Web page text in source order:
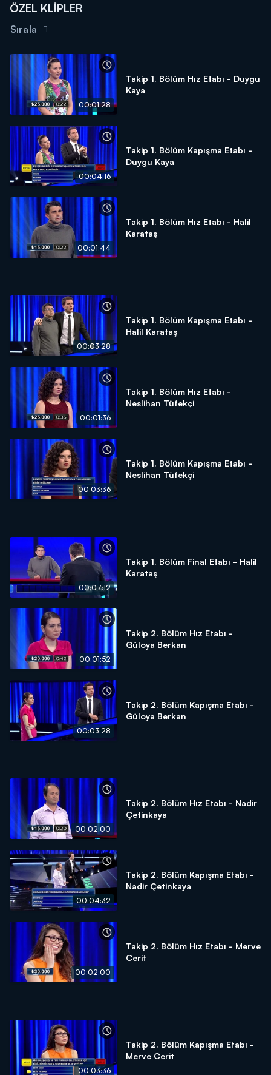
ÖZEL KLİPLER
Sırala
00:01:28
Takip 1. Bölüm Hız Etabı - Duygu
Kaya
00:04:16
Takip 1. Bölüm Kapışma Etabı -
Duygu Kaya
00:01:44
Takip 1. Bölüm Hız Etabı - Halil
Karataş
00:03:28
Takip 1. Bölüm Kapışma Etabı -
Halil Karataş
00:01:36
Takip 1. Bölüm Hız Etabı -
Neslihan Tüfekçi
00:03:36
Takip 1. Bölüm Kapışma Etabı -
Neslihan Tüfekçi
00:07:12
Takip 1. Bölüm Final Etabı - Halil
Karataş
00:01:52
Takip 2. Bölüm Hız Etabı -
Güloya Berkan
00:03:28
Takip 2. Bölüm Kapışma Etabı -
Güloya Berkan
00:02:00
Takip 2. Bölüm Hız Etabı - Nadir
Çetinkaya
00:04:32
Takip 2. Bölüm Kapışma Etabı -
Nadir Çetinkaya
00:02:00
Takip 2. Bölüm Hız Etabı - Merve
Cerit
00:03:36
Takip 2. Bölüm Kapışma Etabı -
Merve Cerit